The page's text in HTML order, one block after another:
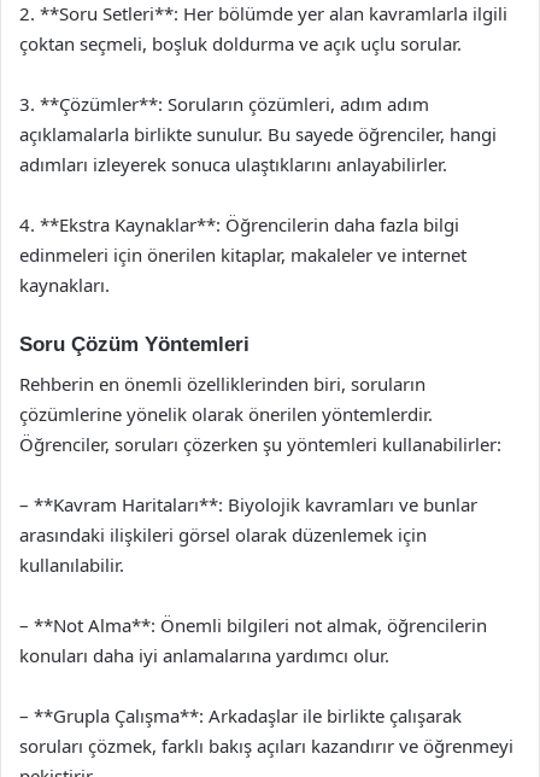
2. **Soru Setleri**: Her bölümde yer alan kavramlarla ilgili
çoktan seçmeli, boşluk doldurma ve açık uçlu sorular.
3. **Çözümler**: Soruların çözümleri, adım adım
açıklamalarla birlikte sunulur. Bu sayede öğrenciler, hangi
adımları izleyerek sonuca ulaştıklarını anlayabilirler.
4. **Ekstra Kaynaklar**: Öğrencilerin daha fazla bilgi
edinmeleri için önerilen kitaplar, makaleler ve internet
kaynakları.
Soru Çözüm Yöntemleri
Rehberin en önemli özelliklerinden biri, soruların
çözümlerine yönelik olarak önerilen yöntemlerdir.
Öğrenciler, soruları çözerken şu yöntemleri kullanabilirler:
– **Kavram Haritaları**: Biyolojik kavramları ve bunlar
arasındaki ilişkileri görsel olarak düzenlemek için
kullanılabilir.
– **Not Alma**: Önemli bilgileri not almak, öğrencilerin
konuları daha iyi anlamalarına yardımcı olur.
– **Grupla Çalışma**: Arkadaşlar ile birlikte çalışarak
soruları çözmek, farklı bakış açıları kazandırır ve öğrenmeyi